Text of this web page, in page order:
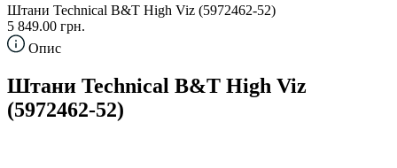
Штани Technical B&T High Viz (5972462-52)
5 849.00 грн.
Опис
Штани Technical B&T High Viz
(5972462-52)